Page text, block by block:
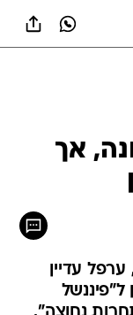
אך
עדיין
נחוצה",
הממשלה שלו